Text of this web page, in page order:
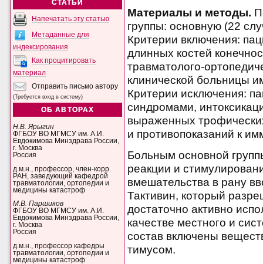
СТАТЬИ
Напечатать эту статью
Метаданные для
индексирования
Как процитировать
материал
Отправить письмо автору
(Требуется вход в систему)
ОБ АВТОРАХ
Н.В. Ярыгин
ФГБОУ ВО МГМСУ им. А.И.
Евдокимова Минздрава России,
г. Москва
Россия
д.м.н., профессор, член-корр.
РАН, заведующий кафедрой
травматологии, ортопедии и
медицины катастроф
М.В. Паршиков
ФГБОУ ВО МГМСУ им. А.И.
Евдокимова Минздрава России,
г. Москва
Россия
д.м.н., профессор кафедры
травматологии, ортопедии и
медицины катастроф
Материалы и методы.
группы: основную (22
Критерии включения:
длинных костей
травматолого-
клинической больницы
Критерии исключения:
синдромами,
выраженных
и противопоказаний к
Больным основной
реакции и
вмешательства в рану
Тактивин, который
достаточно активно
качестве местного и
состав включены
тимусом.